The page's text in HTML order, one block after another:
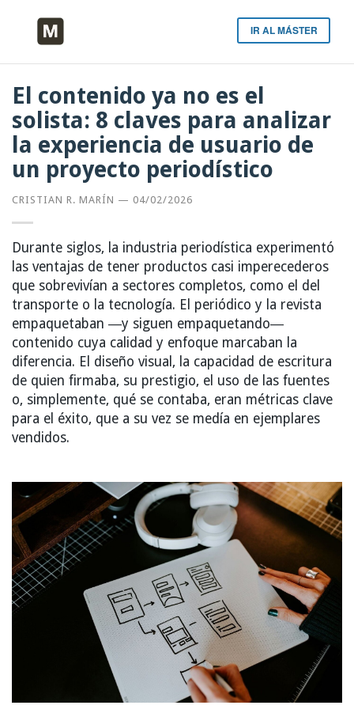
IR AL MÁSTER
El contenido ya no es el
solista: 8 claves para analizar
la experiencia de usuario de
un proyecto periodístico
CRISTIAN R. MARÍN — 04/02/2026
Durante siglos, la industria periodística experimentó
las ventajas de tener productos casi imperecederos
que sobrevivían a sectores completos, como el del
transporte o la tecnología. El periódico y la revista
empaquetaban ―y siguen empaquetando―
contenido cuya calidad y enfoque marcaban la
diferencia. El diseño visual, la capacidad de escritura
de quien firmaba, su prestigio, el uso de las fuentes
o, simplemente, qué se contaba, eran métricas clave
para el éxito, que a su vez se medía en ejemplares
vendidos.